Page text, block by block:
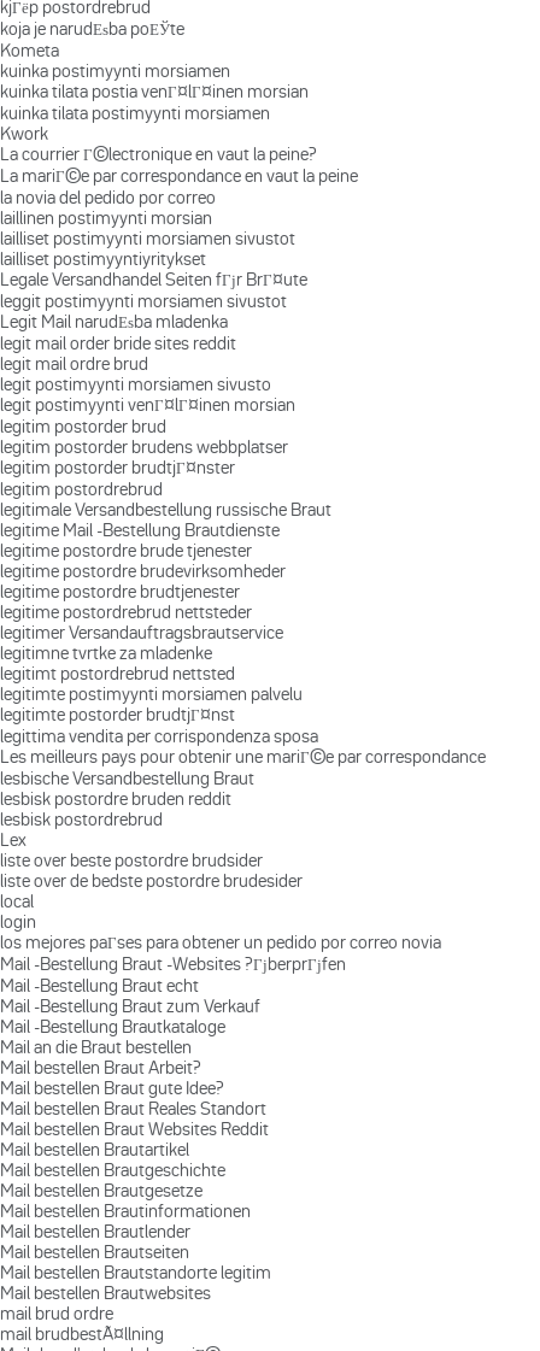
kjГёp postordrebrud
koja je narudЕѕba poЕЎte
Kometa
kuinka postimyynti morsiamen
kuinka tilata postia venГ¤lГ¤inen morsian
kuinka tilata postimyynti morsiamen
Kwork
La courrier Г©lectronique en vaut la peine?
La mariГ©e par correspondance en vaut la peine
la novia del pedido por correo
laillinen postimyynti morsian
lailliset postimyynti morsiamen sivustot
lailliset postimyyntiyritykset
Legale Versandhandel Seiten fГјr BrГ¤ute
leggit postimyynti morsiamen sivustot
Legit Mail narudЕѕba mladenka
legit mail order bride sites reddit
legit mail ordre brud
legit postimyynti morsiamen sivusto
legit postimyynti venГ¤lГ¤inen morsian
legitim postorder brud
legitim postorder brudens webbplatser
legitim postorder brudtjГ¤nster
legitim postordrebrud
legitimale Versandbestellung russische Braut
legitime Mail -Bestellung Brautdienste
legitime postordre brude tjenester
legitime postordre brudevirksomheder
legitime postordre brudtjenester
legitime postordrebrud nettsteder
legitimer Versandauftragsbrautservice
legitimne tvrtke za mladenke
legitimt postordrebrud nettsted
legitimte postimyynti morsiamen palvelu
legitimte postorder brudtjГ¤nst
legittima vendita per corrispondenza sposa
Les meilleurs pays pour obtenir une mariГ©e par correspondance
lesbische Versandbestellung Braut
lesbisk postordre bruden reddit
lesbisk postordrebrud
Lex
liste over beste postordre brudsider
liste over de bedste postordre brudesider
local
login
los mejores paГ­ses para obtener un pedido por correo novia
Mail -Bestellung Braut -Websites ?ГјberprГјfen
Mail -Bestellung Braut echt
Mail -Bestellung Braut zum Verkauf
Mail -Bestellung Brautkataloge
Mail an die Braut bestellen
Mail bestellen Braut Arbeit?
Mail bestellen Braut gute Idee?
Mail bestellen Braut Reales Standort
Mail bestellen Braut Websites Reddit
Mail bestellen Brautartikel
Mail bestellen Brautgeschichte
Mail bestellen Brautgesetze
Mail bestellen Brautinformationen
Mail bestellen Brautlender
Mail bestellen Brautseiten
Mail bestellen Brautstandorte legitim
Mail bestellen Brautwebsites
mail brud ordre
mail brudbestÃ¤llning